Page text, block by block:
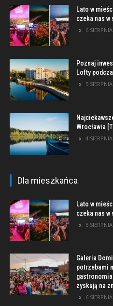
Lato w
czeka nas w
6
Poznaj
Lofty
5
Wrocławia
4
Dla mieszkańca
Lato w
czeka nas w
6
Galeria
potrzebami
zyskują na
6